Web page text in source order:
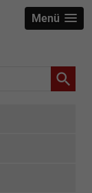
Menü